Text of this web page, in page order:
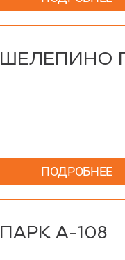
ШЕЛЕПИНО
ПОДРОБНЕЕ
ПАРК А-108